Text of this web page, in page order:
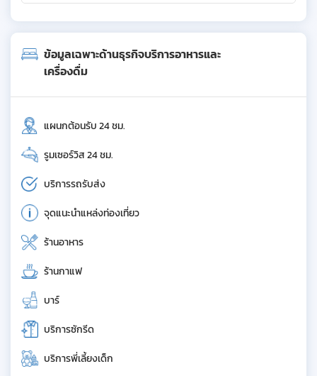
ข้อมูลเฉพาะด้านธุรกิจบริการอาหารและ
เครื่องดื่ม
แผนกต้อนรับ 24 ชม.
รูมเซอร์วิส 24 ชม.
บริการรถรับส่ง
จุดแนะนำแหล่งท่องเที่ยว
ร้านอาหาร
ร้านกาแฟ
บาร์
บริการซักรีด
บริการพี่เลี้ยงเด็ก